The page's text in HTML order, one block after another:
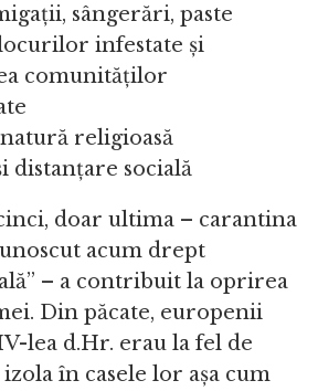
sângerări, paste
infestate și
comunităților
religioasă
distanțare socială
doar ultima – carantina
acum drept
– a contribuit la oprirea
Din păcate, europenii
lea d.Hr. erau la fel de
în casele lor așa cum